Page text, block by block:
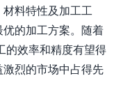
料特性及加工工
的加工方案。随着
的效率和精度有望得
烈的市场中占得先